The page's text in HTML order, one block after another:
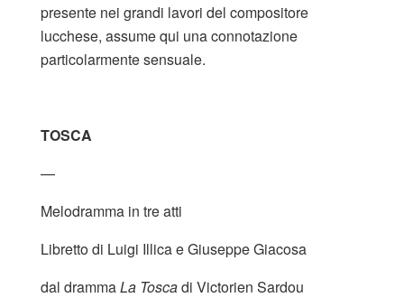
presente nei grandi lavori del compositore
lucchese, assume qui una connotazione
particolarmente sensuale.
TOSCA
—
Melodramma in tre atti
Libretto di Luigi Illica e Giuseppe Giacosa
dal drammaLa Toscadi Victorien Sardou